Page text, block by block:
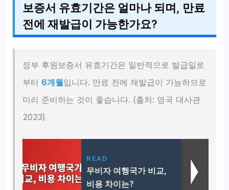
보증서 유효기간은 얼마나 되며, 만료
전에 재발급이 가능한가요?
정부 후원보증서 유효기간은 일반적으로 발급일로
부터 6개월입니다. 만료 전에 재발급이 가능하므로
미리 준비하는 것이 좋습니다. (출처: 영국 대사관
2023)
READ
무비자 여행국가 비교,
비용 차이는?